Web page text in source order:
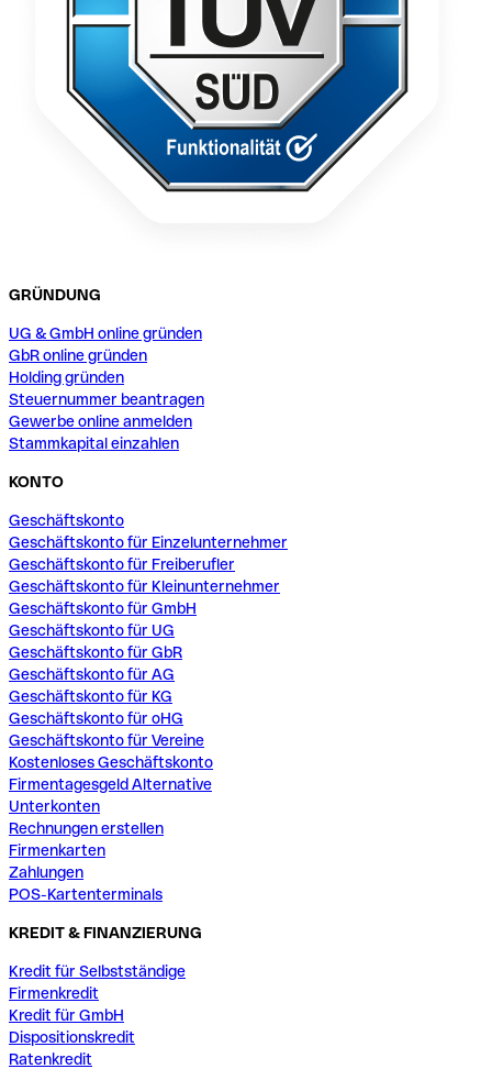
GRÜNDUNG
UG & GmbH online gründen
GbR online gründen
Holding gründen
Steuernummer beantragen
Gewerbe online anmelden
Stammkapital einzahlen
KONTO
Geschäftskonto
Geschäftskonto für Einzelunternehmer
Geschäftskonto für Freiberufler
Geschäftskonto für Kleinunternehmer
Geschäftskonto für GmbH
Geschäftskonto für UG
Geschäftskonto für GbR
Geschäftskonto für AG
Geschäftskonto für KG
Geschäftskonto für oHG
Geschäftskonto für Vereine
Kostenloses Geschäftskonto
Firmentagesgeld Alternative
Unterkonten
Rechnungen erstellen
Firmenkarten
Zahlungen
POS-Kartenterminals
KREDIT & FINANZIERUNG
Kredit für Selbstständige
Firmenkredit
Kredit für GmbH
Dispositionskredit
Ratenkredit